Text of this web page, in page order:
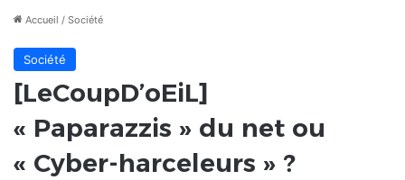
Accueil / Société
Société
[LeCoupD’oEiL]
« Paparazzis » du net ou
« Cyber-harceleurs » ?